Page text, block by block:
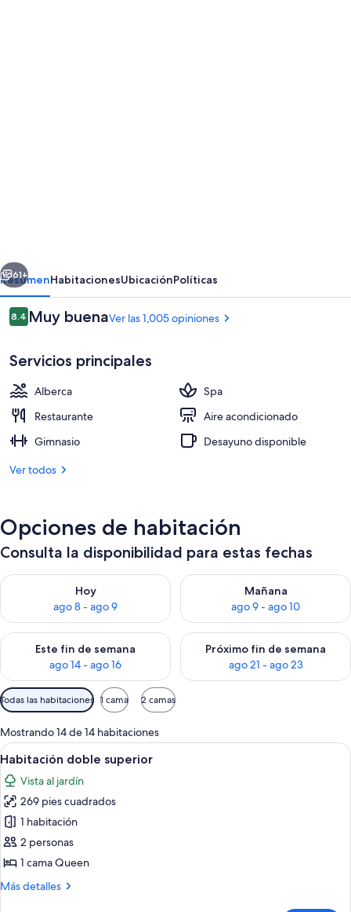
3 restaurantes; se sirven desayunos,
Siguiente
61+
ResumenHabitacionesUbicaciónPolíticas
Opiniones
8.48.4 de 10,
Muy buenaVer las 1,005 opiniones
Servicios principales
Alberca
Spa
Restaurante
Aire acondicionado
Gimnasio
Desayuno disponible
Ver todos
Opciones de habitación
Consulta la disponibilidad para estas fechas
Hoy
ago 8 - ago 9
Consulta la disponibilidad para hoy ago 8 - ago 9
Mañana
ago 9 - ago 10
Consulta la disponibilidad
Este fin de semana
ago 14 - ago 16
Consulta la disponibilidad para este fin de semana ago 14 -
Próximo fin de semana
ago 21 - ago 23
Consulta la disponibilidad
Filtros
disponibles
para
las
habitaciones
Todas las habitaciones 1 cama 2 camas
Mostrando 14 de 14 habitaciones
Abrir
todas
las
fotos
de
Habitación
doble
Habitación de hotel con una cama
2
Habitación doble superior
Vista al jardín
269 pies cuadrados
1 habitación
2 personas
1 cama Queen
Más detalles
Más